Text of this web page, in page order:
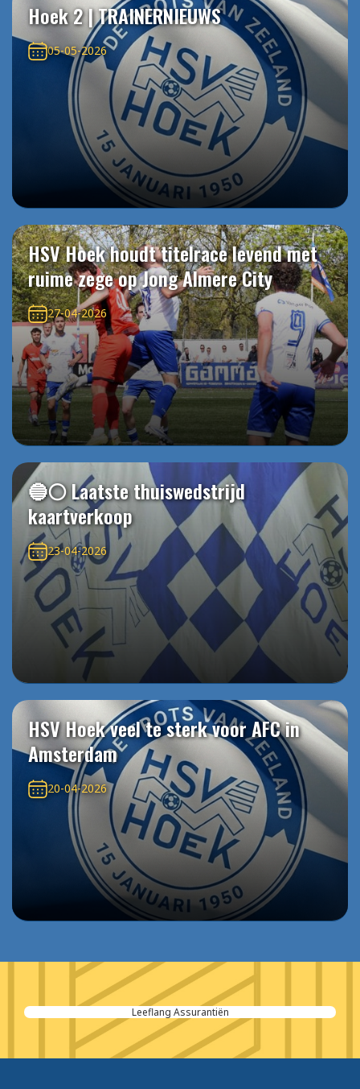
Hoek 2 | TRAINERNIEUWS
05-05-2026
HSV Hoek houdt titelrace levend met
ruime zege op Jong Almere City
27-04-2026
🔵⚪️ Laatste thuiswedstrijd
kaartverkoop
23-04-2026
HSV Hoek veel te sterk voor AFC in
Amsterdam
20-04-2026
Smit Promotions